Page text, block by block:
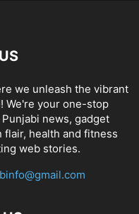
we unleash the vibrant
We're your one-stop
news, gadget
health and fitness
web stories.